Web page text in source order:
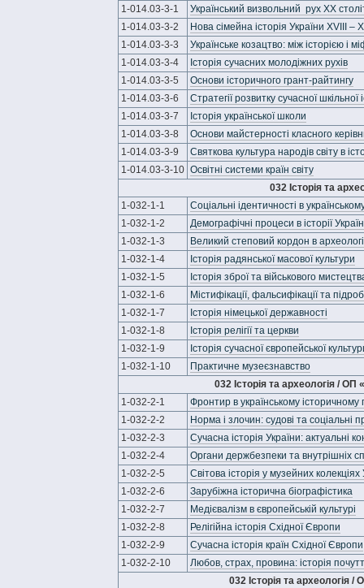
1-014.03-3-1
Український визвольний рух ХХ
1-014.03-3-2
Нова сімейна історія України XVIII –
1-014.03-3-3
Українське козацтво: між історією і
1-014.03-3-4
Історія сучасних молодіжних рухів
1-014.03-3-5
Основи історичного грант-райтингу
1-014.03-3-6
Стратегії розвитку сучасної шкільної
1-014.03-3-7
Історія української школи
1-014.03-3-8
Основи майстерності класного
1-014.03-3-9
Святкова культура народів світу в
1-014.03-3-10 Освітні системи країн світу
032 Історія та
1-032-1-1
Соціальні ідентичності в
1-032-1-2
Демографічні процеси в історії
1-032-1-3
Великий степовий кордон в
1-032-1-4
Історія радянської масової культури
1-032-1-5
Історія зброї та військового
1-032-1-6
Містифікації, фальсифікації та
1-032-1-7
Історія німецької державності
1-032-1-8
Історія релігії та церкви
1-032-1-9
Історія сучасної європейської
1-032-1-10
Практичне музеєзнавство
032 Історія та археологія / ОП
1-032-2-1
Фронтир в українському історичному
1-032-2-2
Норма і злочин: судові та соціальні
1-032-2-3
Сучасна історія України: актуальні
1-032-2-4
Органи держбезпеки та внутрішніх
1-032-2-5
Світова історія у музейних колекціях
1-032-2-6
Зарубіжна історична біографістика
1-032-2-7
Медієвалізм в європейській культурі
1-032-2-8
Релігійна історія Східної Європи
1-032-2-9
Сучасна історія країн Східної Європи
1-032-2-10
Любов, страх, провина: історія
032 Історія та археологія /